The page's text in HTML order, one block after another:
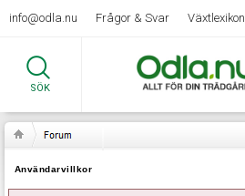
info@odla.nu Frågor & Svar Växtlexikon
SÖK
Användarvillkor